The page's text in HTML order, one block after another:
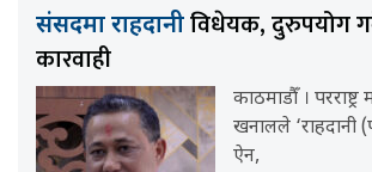
संसदमा राहदानीविधेयक, दुरुपयोग
कारवाही
काठमाडौँ । परराष्ट्र
खनालले ‘राहदानी
ऐन,